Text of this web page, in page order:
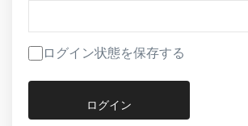
ログイン状態を保存する